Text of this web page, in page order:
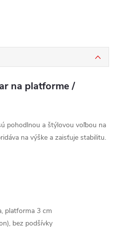
na platforme /
pohodlnou a štýlovou voľbou na
na výške a zaisťuje stabilitu.
platforma 3 cm
bez podšívky